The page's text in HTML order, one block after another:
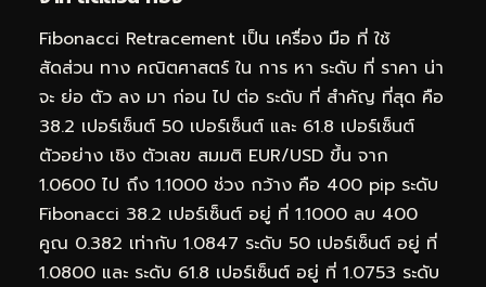
Fibonacci Retracement เป็น เครื่อง มือ ที่ ใช้
สัดส่วน ทาง คณิตศาสตร์ ใน การ หา ระดับ ที่ ราคา น่า
จะ ย่อ ตัว ลง มา ก่อน ไป ต่อ ระดับ ที่ สำคัญ ที่สุด คือ
38.2 เปอร์เซ็นต์ 50 เปอร์เซ็นต์ และ 61.8 เปอร์เซ็นต์
ตัวอย่าง เชิง ตัวเลข สมมติ EUR/USD ขึ้น จาก
1.0600 ไป ถึง 1.1000 ช่วง กว้าง คือ 400 pip ระดับ
Fibonacci 38.2 เปอร์เซ็นต์ อยู่ ที่ 1.1000 ลบ 400
คูณ 0.382 เท่ากับ 1.0847 ระดับ 50 เปอร์เซ็นต์ อยู่ ที่
1.0800 และ ระดับ 61.8 เปอร์เซ็นต์ อยู่ ที่ 1.0753 ระดับ